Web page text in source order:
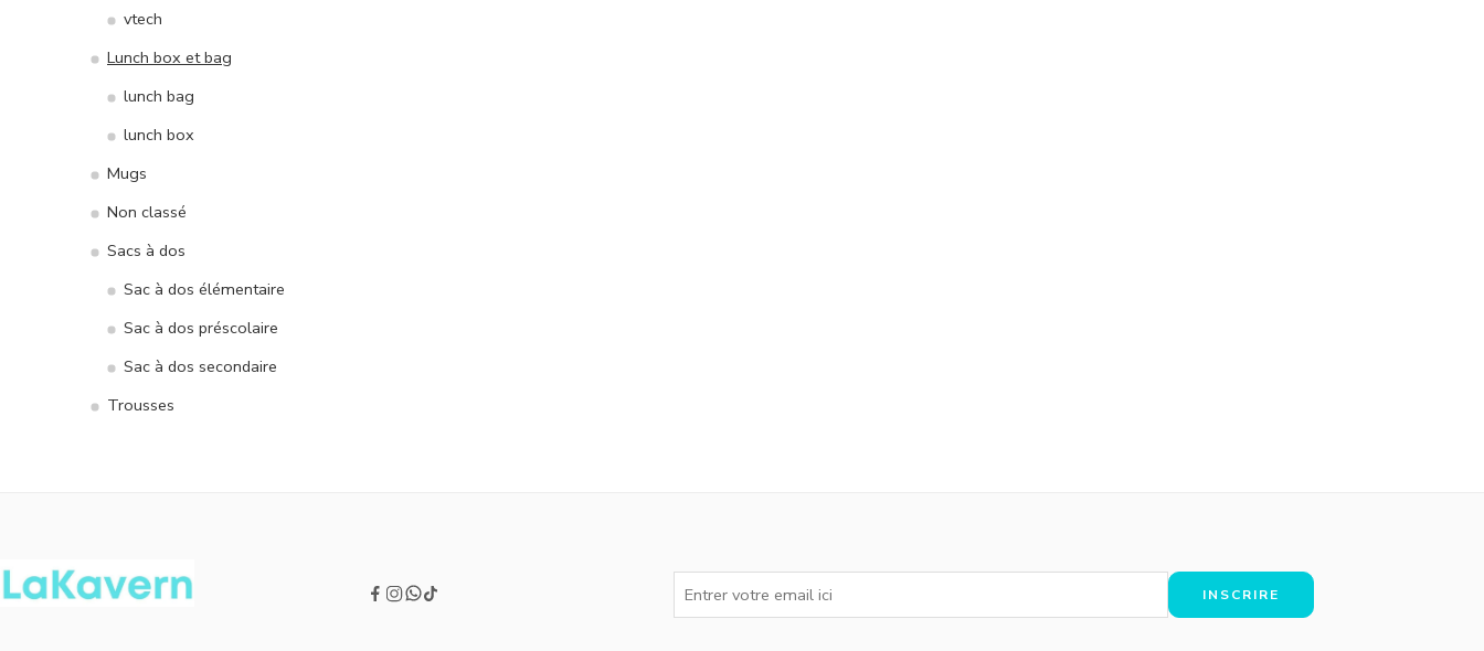
vtech
Lunch box et bag
lunch bag
lunch box
Mugs
Non classé
Sacs à dos
Sac à dos élémentaire
Sac à dos préscolaire
Sac à dos secondaire
Trousses